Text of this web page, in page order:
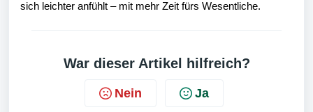
sich leichter anfühlt – mit mehr Zeit fürs Wesentliche.
War dieser Artikel hilfreich?
Nein Ja